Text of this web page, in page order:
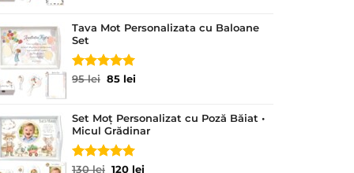
95 lei.
Tava Mot Personalizata cu Baloane
Set
Evaluat la
95lei Prețul
fost:
95 lei.
85 leiPrețul
85 lei.
Set Moț Personalizat cu Poză Băiat •
Micul Grădinar
Evaluat la
130lei Prețul
120 leiPrețul